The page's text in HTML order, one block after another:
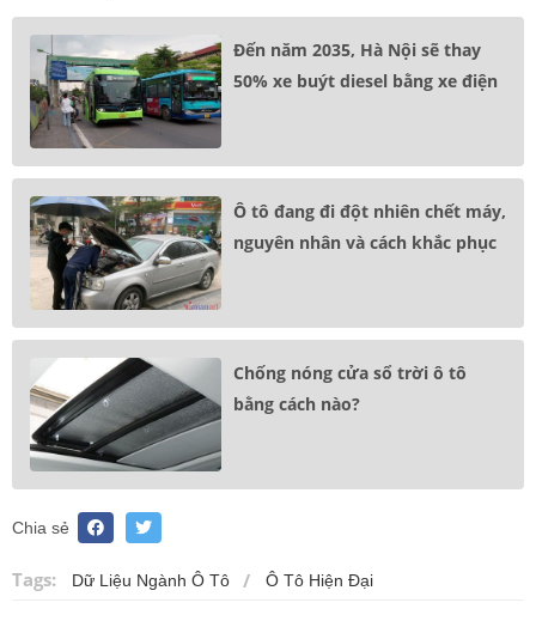
Đến năm 2035, Hà Nội sẽ thay
50% xe buýt diesel bằng xe điện
Ô tô đang đi đột nhiên chết máy,
nguyên nhân và cách khắc phục
Chống nóng cửa sổ trời ô tô
bằng cách nào?
Chia sẻ
Tags: Dữ Liệu Ngành Ô Tô Ô Tô Hiện Đại